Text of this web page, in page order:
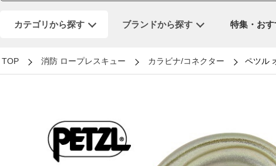
カテゴリから探す ブランドから探す 特集・お
TOP 消防 ロープレスキュー カラビナ/コネクター ペツル